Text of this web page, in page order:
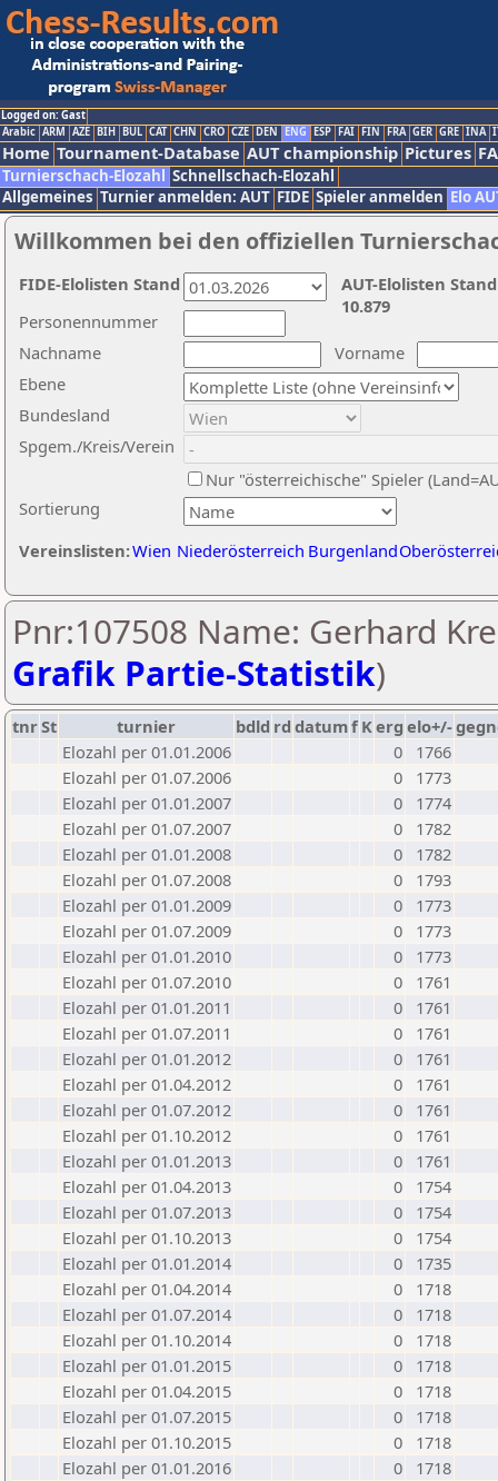
Logged on: Gast
Arabic ARM AZE BIH BUL CAT CHN CRO CZE DEN ENG ESP FAI FIN FRA GER GRE INA
Home Tournament-Database AUT championship Pictures
Turnierschach-Elozahl Schnellschach-Elozahl
Allgemeines Turnier anmelden: AUT FIDE Spieler anmelden Elo
Willkommen bei den offiziellen
Nachname
Vorname
Ebene
Sortierung
Personennummer
Bundesland
Spgem./Kreis/Verein
Nur "österreichische" Spieler
Vereinslisten:Wien Niederösterreich Burgenland
AUT-Elolisten
10.879
FIDE-Elolisten Stand
Pnr:107508 Name: Gerhard
Grafik Partie-Statistik)
tnrSt turnier bdld rd datumf Kerg elo+/-
Elozahl per 01.01.2006
0
1766
Elozahl per 01.07.2006
0
1773
Elozahl per 01.01.2007
0
1774
Elozahl per 01.07.2007
0
1782
Elozahl per 01.01.2008
0
1782
Elozahl per 01.07.2008
0
1793
Elozahl per 01.01.2009
0
1773
Elozahl per 01.07.2009
0
1773
Elozahl per 01.01.2010
0
1773
Elozahl per 01.07.2010
0
1761
Elozahl per 01.01.2011
0
1761
Elozahl per 01.07.2011
0
1761
Elozahl per 01.01.2012
0
1761
Elozahl per 01.04.2012
0
1761
Elozahl per 01.07.2012
0
1761
Elozahl per 01.10.2012
0
1761
Elozahl per 01.01.2013
0
1761
Elozahl per 01.04.2013
0
1754
Elozahl per 01.07.2013
0
1754
Elozahl per 01.10.2013
0
1754
Elozahl per 01.01.2014
0
1735
Elozahl per 01.04.2014
0
1718
Elozahl per 01.07.2014
0
1718
Elozahl per 01.10.2014
0
1718
Elozahl per 01.01.2015
0
1718
Elozahl per 01.04.2015
0
1718
Elozahl per 01.07.2015
0
1718
Elozahl per 01.10.2015
0
1718
Elozahl per 01.01.2016
0
1718